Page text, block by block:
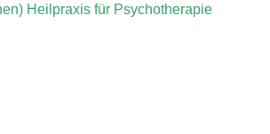
Heilpraxis für Psychotherapie